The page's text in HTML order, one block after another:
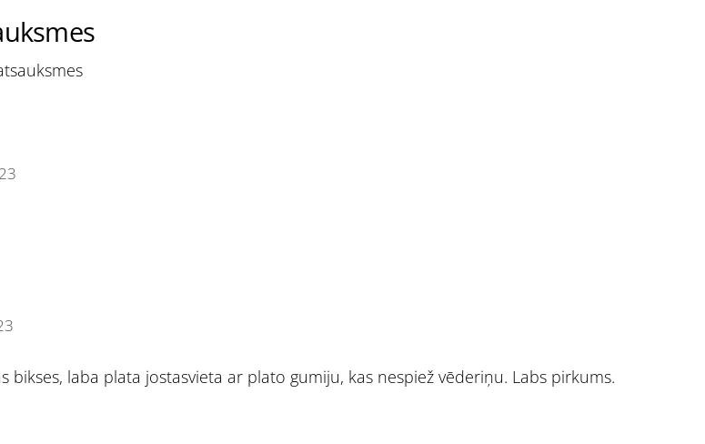
bikses, laba plata jostasvieta ar plato gumiju, kas nespiež vēderiņu. Labs pirkums.